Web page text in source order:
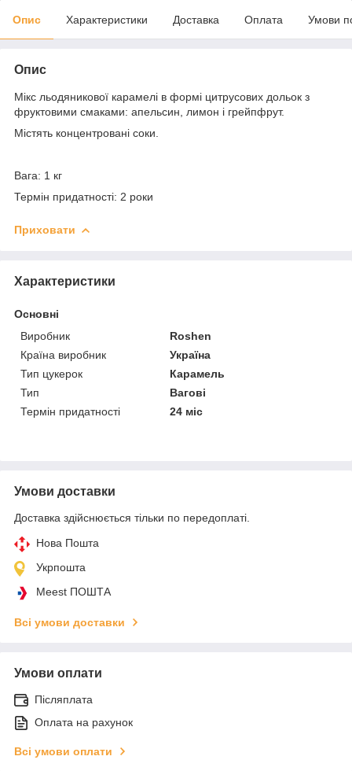
Опис Характеристики Доставка Оплата Умови
Опис
Мікс льодяникової карамелі в формі цитрусових дольок з
фруктовими смаками: апельсин, лимон і грейпфрут.
Містять концентровані соки.
Вага: 1 кг
Термін придатності: 2 роки
Приховати
Характеристики
Основні
Виробник
Roshen
Країна виробник
Україна
Тип цукерок
Карамель
Тип
Вагові
Термін придатності
24 міс
Умови доставки
Доставка здійснюється тільки по передоплаті.
Нова Пошта
Укрпошта
Meest ПОШТА
Всі умови доставки
Умови оплати
Післяплата
Оплата на рахунок
Всі умови оплати